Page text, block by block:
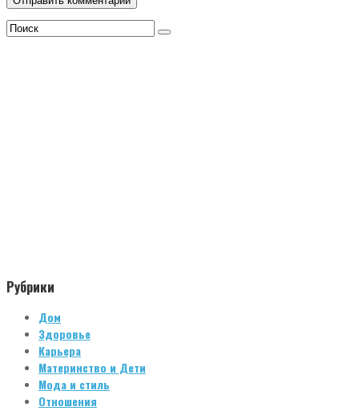
Рубрики
Дом
Здоровье
Карьера
Материнство и Дети
Мода и стиль
Отношения